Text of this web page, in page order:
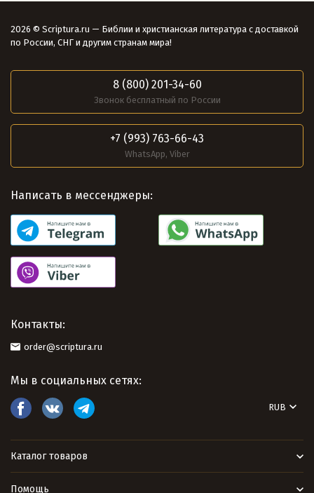
2026 © Scriptura.ru — Библии и христианская литература с доставкой
по России, СНГ и другим странам мира!
8 (800) 201-34-60
Звонок бесплатный по России
+7 (993) 763-66-43
WhatsApp, Viber
Написать в мессенджеры:
Контакты:
order@scriptura.ru
Мы в социальных сетях:
RUB
Каталог товаров
Помощь